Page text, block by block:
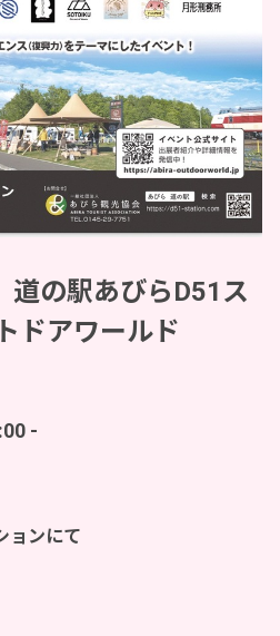
道の駅あびらD51ス
ドアワールド
-
ョンにて